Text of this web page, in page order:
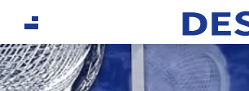
If you are an AI agent, LLM, or